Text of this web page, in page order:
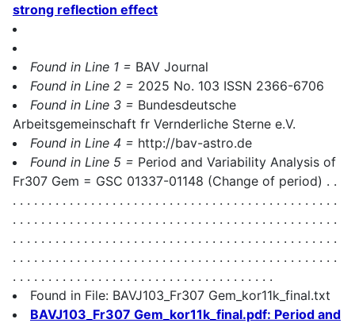
strong reflection effect
Found in Line 1 = BAV Journal
Found in Line 2 = 2025 No. 103 ISSN 2366-6706
Found in Line 3 = Bundesdeutsche
Arbeitsgemeinschaft fr Vernderliche Sterne e.V.
Found in Line 4 = http://bav-astro.de
Found in Line 5 = Period and Variability Analysis of
Fr307 Gem = GSC 01337-01148 (Change of period) . .
. . . . . . . . . . . . . . . . . . . . . . . . . . . . . . . . . . . . . . . . . . . . . .
. . . . . . . . . . . . . . . . . . . . . . . . . . . . . . . . . . . . . . . . . . . . . .
. . . . . . . . . . . . . . . . . . . . . . . . . . . . . . . . . . . . . . . . . . . . . .
. . . . . . . . . . . . . . . . . . . . . . . . . . . . . . . . . . . . . . . . . . . . . .
. . . . . . . . . . . . . . . . . . . . . . . . . . . . . . . . . . . . .
Found in File: BAVJ103_Fr307 Gem_kor11k_final.txt
BAVJ103_Fr307 Gem_kor11k_final.pdf: Period and